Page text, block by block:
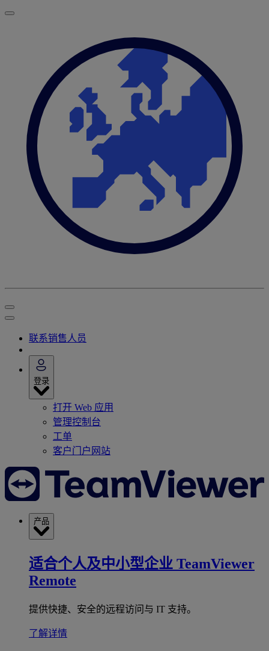
联系销售人员
登录
打开 Web 应用
管理控制台
工单
客户门户网站
产品
适合个人及中小型企业 TeamViewer
Remote
提供快捷、安全的远程访问与 IT 支持。
了解详情